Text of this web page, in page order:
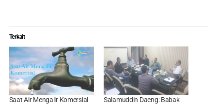
Terkait
Saat Air Mengalir Komersial
Salamuddin Daeng: Babak